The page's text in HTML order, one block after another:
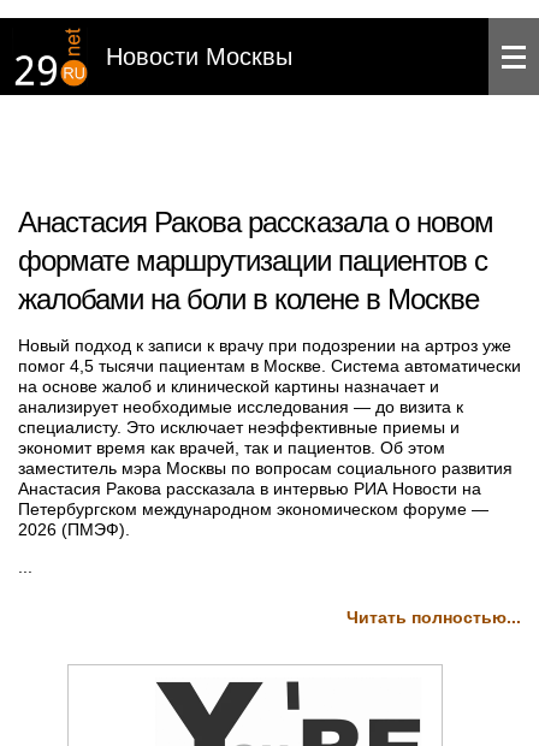
Новости Москвы
Анастасия Ракова рассказала о новом
формате маршрутизации пациентов с
жалобами на боли в колене в Москве
Новый подход к записи к врачу при подозрении на артроз уже
помог 4,5 тысячи пациентам в Москве. Система автоматически
на основе жалоб и клинической картины назначает и
анализирует необходимые исследования — до визита к
специалисту. Это исключает неэффективные приемы и
экономит время как врачей, так и пациентов. Об этом
заместитель мэра Москвы по вопросам социального развития
Анастасия Ракова рассказала в интервью РИА Новости на
Петербургском международном экономическом форуме —
2026 (ПМЭФ).
Читать полностью...